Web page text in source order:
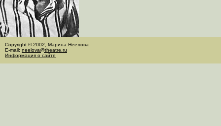
Copyright © 2002, Марина Неелова
E-mail: neelova@theatre.ru
Информация о сайте